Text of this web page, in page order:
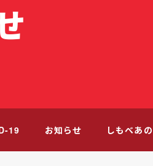
19 お知らせ しもべあ